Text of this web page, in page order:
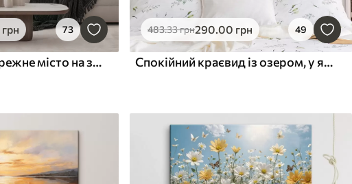
грн 73
Італійське прибережне місто на заході сонця з барвистими будівлями вздовж набережної та човнами, що пливуть у спокійних водах
483.33грн290.00 грн 49
Спокійний краєвид із озером, у якому відображаються гори, на задньому плані з маленьким човном на спокійній воді